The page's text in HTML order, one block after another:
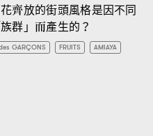
齊放的街頭風格是因不同
群」而產生的 ？
GARÇONS FRUITS AMIAYA